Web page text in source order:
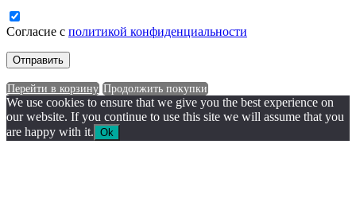
Согласие с политикой конфиденциальности
Перейти в корзину Продолжить покупки
We use cookies to ensure that we give you the best experience on
our website. If you continue to use this site we will assume that you
are happy with it. Ok